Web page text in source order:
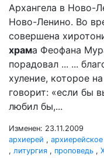
Архангела в Ново-
Ново-Ленино. Во
совершена
храма Феофана
порадовал ... ...
хуление, которое
говорит: «если бы
любил бы,...
Изменен: 23.11.2009
архиерей ,
, литургия , проповедь ,